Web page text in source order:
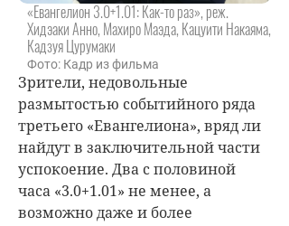
«Евангелион 3.0+1.01: Как-то раз», реж.
Хидэаки Анно, Махиро Маэда, Кацуити Накаяма,
Кадзуя Цурумаки
Фото: Кадр из фильма
Зрители, недовольные
размытостью событийного ряда
третьего «Евангелиона», вряд ли
найдут в заключительной части
успокоение. Два с половиной
часа «3.0+1.01» не менее, а
возможно даже и более